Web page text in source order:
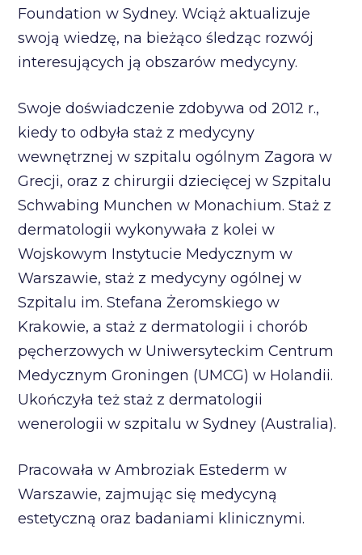
Foundation w Sydney. Wciąż aktualizuje
swoją wiedzę, na bieżąco śledząc rozwój
interesujących ją obszarów medycyny.
Swoje doświadczenie zdobywa od 2012 r.,
kiedy to odbyła staż z medycyny
wewnętrznej w szpitalu ogólnym Zagora w
Grecji, oraz z chirurgii dziecięcej w Szpitalu
Schwabing Munchen w Monachium. Staż z
dermatologii wykonywała z kolei w
Wojskowym Instytucie Medycznym w
Warszawie, staż z medycyny ogólnej w
Szpitalu im. Stefana Żeromskiego w
Krakowie, a staż z dermatologii i chorób
pęcherzowych w Uniwersyteckim Centrum
Medycznym Groningen (UMCG) w Holandii.
Ukończyła też staż z dermatologii
wenerologii w szpitalu w Sydney (Australia).
Pracowała w Ambroziak Estederm w
Warszawie, zajmując się medycyną
estetyczną oraz badaniami klinicznymi.